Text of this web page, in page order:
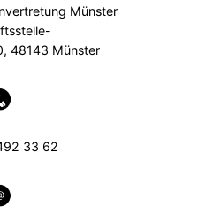
Münster
48143 Münster
33 62